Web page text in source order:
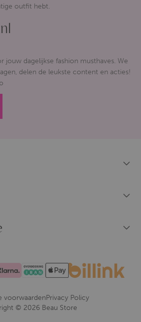
outfit hebt.
jouw dagelijkse fashion musthaves. We
delen de leukste content en acties!
voorwaardenPrivacy Policy
© 2026 Beau Store